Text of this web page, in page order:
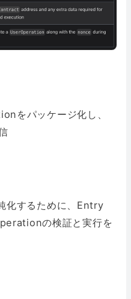
パッケージ化し、
化するために、Entry
の検証と実行を